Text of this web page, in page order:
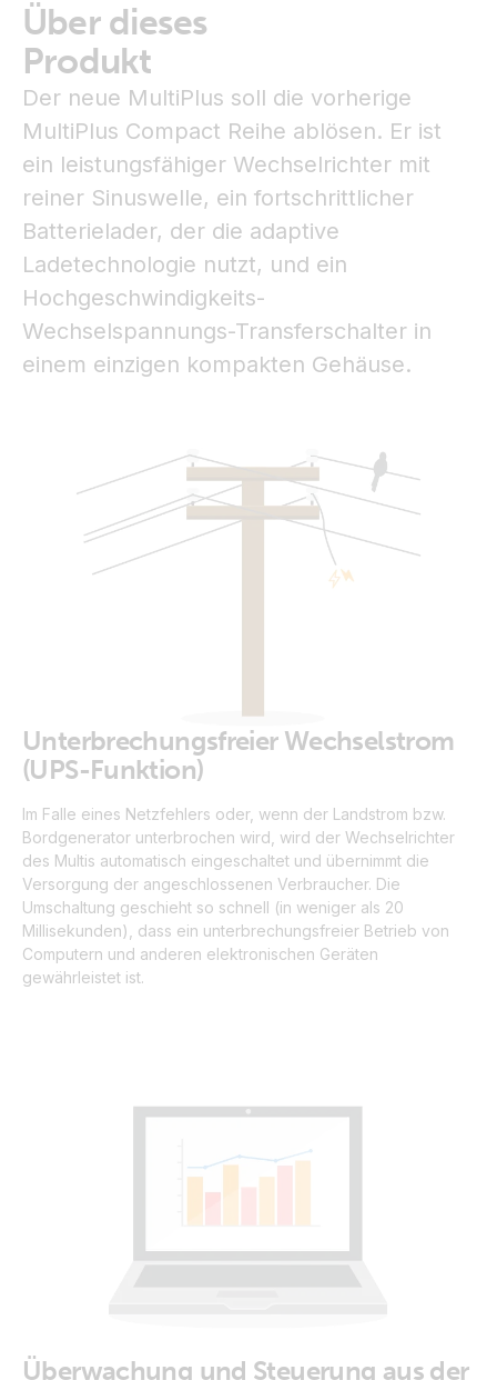
Über dieses
Produkt
Der neue MultiPlus soll die vorherige
MultiPlus Compact Reihe ablösen. Er ist
ein leistungsfähiger Wechselrichter mit
reiner Sinuswelle, ein fortschrittlicher
Batterielader, der die adaptive
Ladetechnologie nutzt, und ein
Hochgeschwindigkeits-
Wechselspannungs-Transferschalter in
einem einzigen kompakten Gehäuse.
Unterbrechungsfreier Wechselstrom
(UPS-Funktion)
Im Falle eines Netzfehlers oder, wenn der Landstrom bzw.
Bordgenerator unterbrochen wird, wird der Wechselrichter
des Multis automatisch eingeschaltet und übernimmt die
Versorgung der angeschlossenen Verbraucher. Die
Umschaltung geschieht so schnell (in weniger als 20
Millisekunden), dass ein unterbrechungsfreier Betrieb von
Computern und anderen elektronischen Geräten
gewährleistet ist.
Überwachung und Steuerung aus der